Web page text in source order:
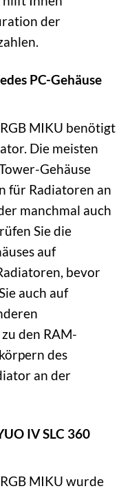
der
PC-Gehäuse
MIKU benötigt
Die meisten
Gehäuse
für Radiatoren an
manchmal auch
Sie die
auf
bevor
auch auf
den RAM-
des
an der
IV SLC 360
MIKU wurde